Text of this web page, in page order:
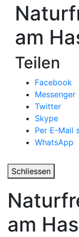
am
Teilen
Facebook
Messenger
Twitter
Skype
Per E-Mail
WhatsApp
Schliessen
am